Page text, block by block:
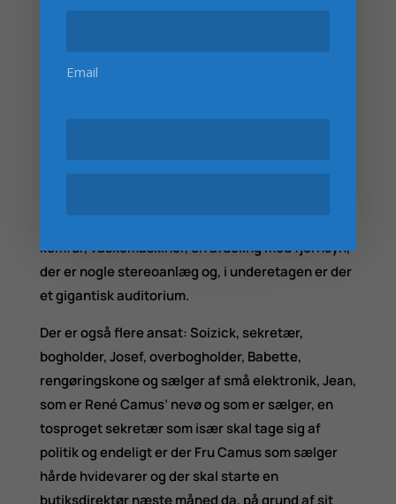
Ets. Camus. Det er det, der står skrevet i enorme
”Philips-blå” bogstaver på butikken.
Cyril er imponeret når David skubber glasdøren for
Butikken er gigantisk. Der er en lille pladeafdeling,
komfur, vaskemaskiner, en afdeling med fjernsyn,
der er nogle stereoanlæg og, i underetagen er der
et gigantisk auditorium.
Der er også flere ansat: Soizick, sekretær,
bogholder, Josef, overbogholder, Babette,
rengøringskone og sælger af små elektronik, Jean,
som er René Camus’ nevø og som er sælger, en
tosproget sekretær som især skal tage sig af
politik og endeligt er der Fru Camus som sælger
hårde hvidevarer og der skal starte en
Email